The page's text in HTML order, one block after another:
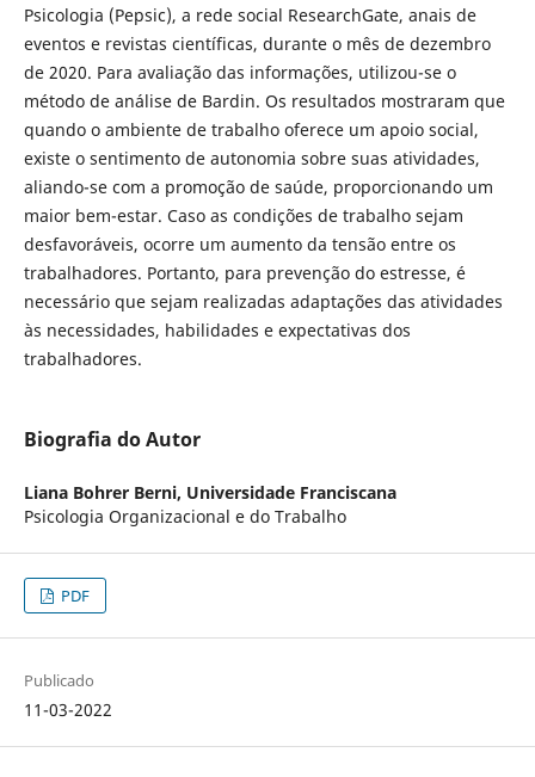
Psicologia (Pepsic), a rede social ResearchGate, anais de
eventos e revistas científicas, durante o mês de dezembro
de 2020. Para avaliação das informações, utilizou-se o
método de análise de Bardin. Os resultados mostraram que
quando o ambiente de trabalho oferece um apoio social,
existe o sentimento de autonomia sobre suas atividades,
aliando-se com a promoção de saúde, proporcionando um
maior bem-estar. Caso as condições de trabalho sejam
desfavoráveis, ocorre um aumento da tensão entre os
trabalhadores. Portanto, para prevenção do estresse, é
necessário que sejam realizadas adaptações das atividades
às necessidades, habilidades e expectativas dos
trabalhadores.
Biografia do Autor
Liana Bohrer Berni, Universidade Franciscana
Psicologia Organizacional e do Trabalho
PDF
Publicado
11-03-2022